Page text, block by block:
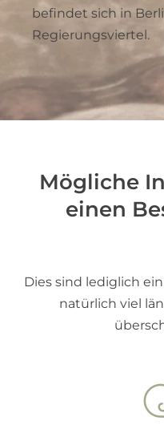
befindet sich in
Regierungsviertel.
Mögliche
einen
Dies sind lediglich
natürlich viel